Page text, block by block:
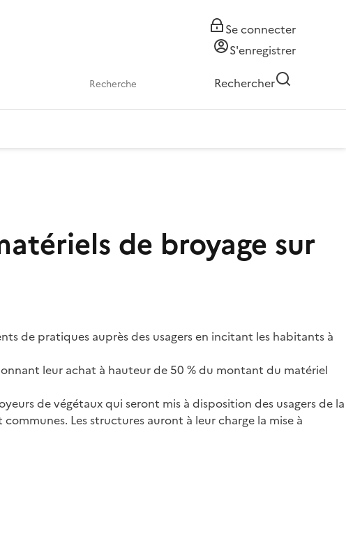
Se connecter
S'enregistrer
Rechercher
de broyage sur
de pratiques auprès des usagers en incitant les habitants à
leur achat à hauteur de 50 % du montant du matériel
de végétaux qui seront mis à disposition des usagers de la
Les structures auront à leur charge la mise à